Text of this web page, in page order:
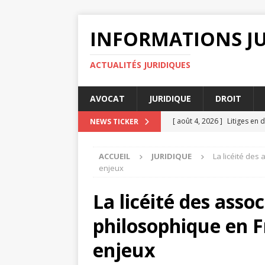
INFORMATIONS
ACTUALITÉS JURIDIQUES
AVOCAT JURIDIQUE DROIT
NEWS TICKER [ août 4, 2026 ] Litiges en
planification
AVOCAT
[ juillet 29, 2026 ] Le rôle
[ août 8, 2026 ]
ACCUEIL JURIDIQUE
La licéité des
enjeux
La licéité des
philosophique en
enjeux